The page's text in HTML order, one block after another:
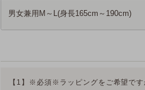
【1】※必須※ラッピングをご希望で
男女兼用M～L(身長165cm～190cm)